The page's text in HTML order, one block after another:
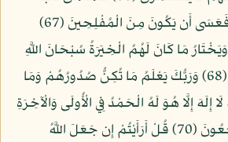
وَآمَنَ وَعَمِلَ صَالِحًا فَعَسَى أَن يَكُونَ مِنَ الْمُفْلِحِينَ (67)
مَا كَانَ لَهُمُ الْخِيَرَةُ سُبْحَانَ اللَّهِ
وَتَعَالَى عَمَّا يُشْرِكُونَ (68) وَرَبُّكَ يَعْلَمُ مَا تُكِنُّ صُدُورُهُمْ وَمَا
اللَّهُ لَا إِلَهَ إِلَّا هُوَ لَهُ الْحَمْدُ فِي الْأُولَى وَالْآخِرَةِ
وَلَهُ الْحُكْمُ وَإِلَيْهِ تُرْجَعُونَ (70) قُلْ أَرَأَيْتُمْ إِن جَعَلَ اللَّهُ